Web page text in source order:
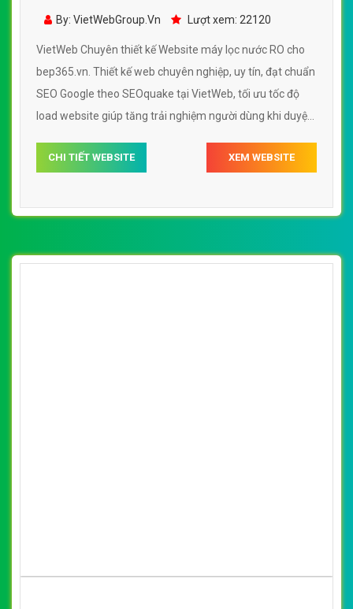
đẹp, chuyên nghiệp chuẩn SEO
By: VietWebGroup.Vn Lượt xem: 22120
VietWeb Chuyên thiết kế Website máy lọc nước RO cho
bep365.vn. Thiết kế web chuyên nghiệp, uy tín, đạt chuẩn
SEO Google theo SEOquake tại VietWeb, tối ưu tốc độ
load website giúp tăng trải nghiệm người dùng khi duyệt
CHI TIẾT WEBSITE XEM WEBSITE